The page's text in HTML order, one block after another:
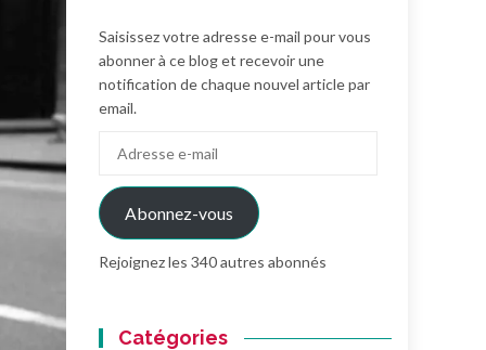
Saisissez votre adresse e-mail pour vous
abonner à ce blog et recevoir une
notification de chaque nouvel article par
email.
mail
Abonnez-vous
Rejoignez les 340 autres abonnés
Catégories